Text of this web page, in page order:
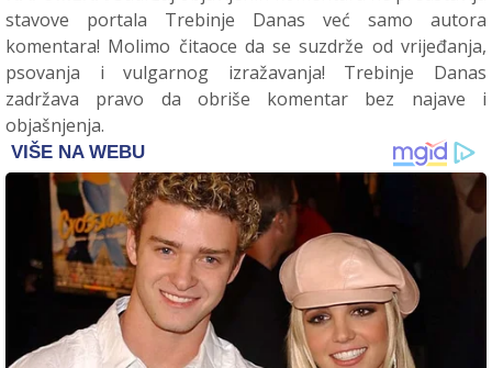
stavove portala Trebinje Danas već samo autora
komentara! Molimo čitaoce da se suzdrže od vrijeđanja,
psovanja i vulgarnog izražavanja! Trebinje Danas
zadržava pravo da obriše komentar bez najave i
objašnjenja.